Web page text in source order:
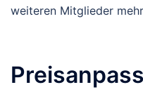
weiteren Mitglieder